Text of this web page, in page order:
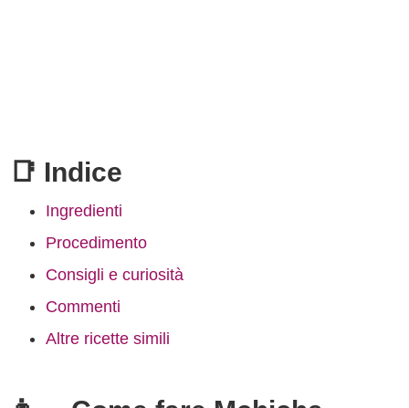
📑 Indice
Ingredienti
Procedimento
Consigli e curiosità
Commenti
Altre ricette simili